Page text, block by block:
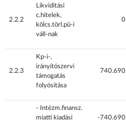
2.2.2
Likviditási
c.hitelek,
kölcs.törl.pü-i
váll-nak
0
2.2.3
Kp-i-,
irányítószervi
támogatás
folyósítása
740.690
- Intézm.finansz.
miatti kiadási
-740.690